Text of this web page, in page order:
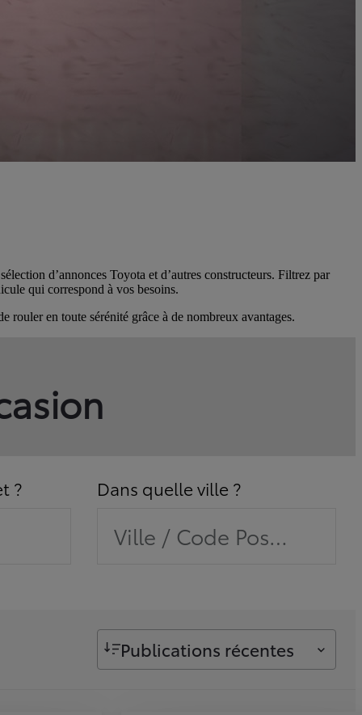
d’annonces Toyota et d’autres constructeurs. Filtrez par
qui correspond à vos besoins.
rouler en toute sérénité grâce à de nombreux avantages.
? Dans quelle ville ?
Ville / Code Postal /
Publications récentes